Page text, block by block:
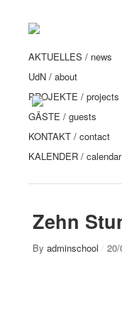
AKTUELLES / news
UdN / about
PROJEKTE / projects
GÄSTE / guests
KONTAKT / contact
KALENDER / calendar
Zehn
By adminschool /